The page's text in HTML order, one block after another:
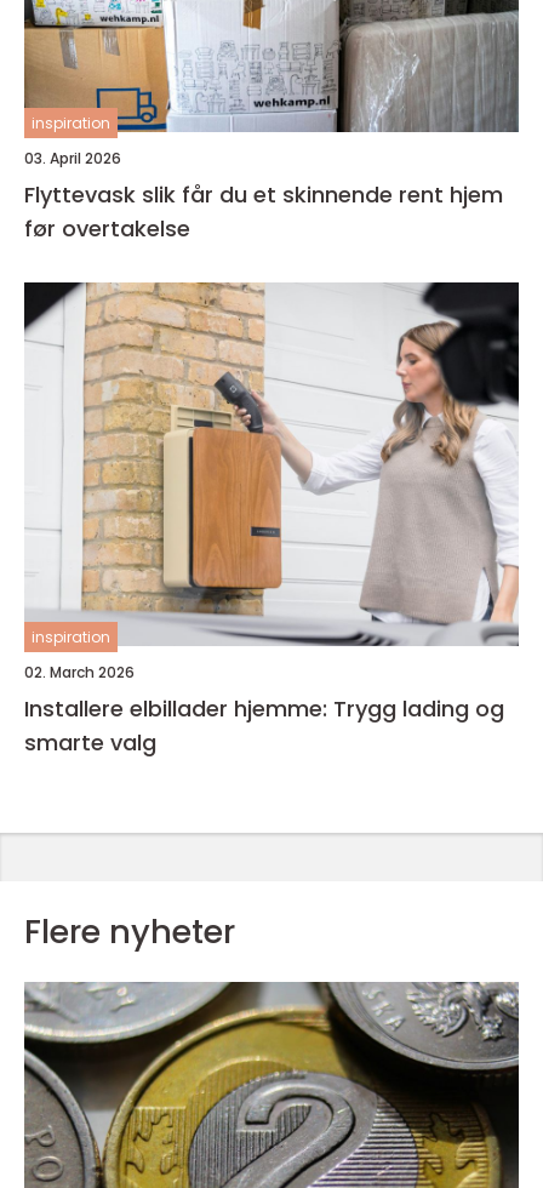
inspiration
03. April 2026
Flyttevask slik får du et skinnende rent hjem
før overtakelse
inspiration
02. March 2026
Installere elbillader hjemme: Trygg lading og
smarte valg
Flere nyheter